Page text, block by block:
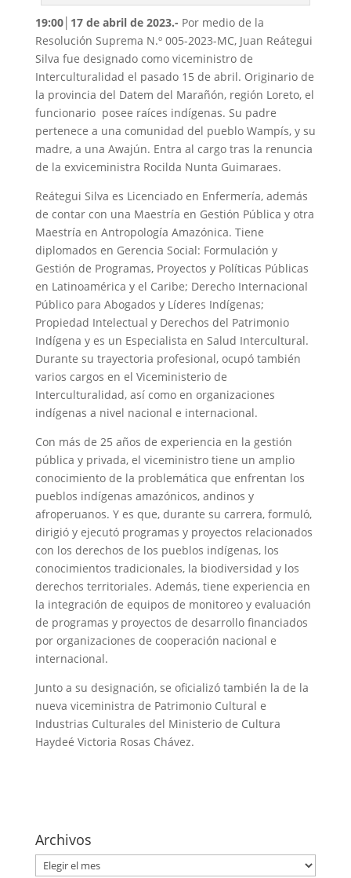
19:00│17 de abril de 2023.- Por medio de la
Resolución Suprema N.º 005-2023-MC, Juan Reátegui
Silva fue designado como viceministro de
Interculturalidad el pasado 15 de abril. Originario de
la provincia del Datem del Marañón, región Loreto, el
funcionario posee raíces indígenas. Su padre
pertenece a una comunidad del pueblo Wampís, y su
madre, a una Awajún. Entra al cargo tras la renuncia
de la exviceministra Rocilda Nunta Guimaraes.
Reátegui Silva es Licenciado en Enfermería, además
de contar con una Maestría en Gestión Pública y otra
Maestría en Antropología Amazónica. Tiene
diplomados en Gerencia Social: Formulación y
Gestión de Programas, Proyectos y Políticas Públicas
en Latinoamérica y el Caribe; Derecho Internacional
Público para Abogados y Líderes Indígenas;
Propiedad Intelectual y Derechos del Patrimonio
Indígena y es un Especialista en Salud Intercultural.
Durante su trayectoria profesional, ocupó también
varios cargos en el Viceministerio de
Interculturalidad, así como en organizaciones
indígenas a nivel nacional e internacional.
Con más de 25 años de experiencia en la gestión
pública y privada, el viceministro tiene un amplio
conocimiento de la problemática que enfrentan los
pueblos indígenas amazónicos, andinos y
afroperuanos. Y es que, durante su carrera, formuló,
dirigió y ejecutó programas y proyectos relacionados
con los derechos de los pueblos indígenas, los
conocimientos tradicionales, la biodiversidad y los
derechos territoriales. Además, tiene experiencia en
la integración de equipos de monitoreo y evaluación
de programas y proyectos de desarrollo financiados
por organizaciones de cooperación nacional e
internacional.
Junto a su designación, se oficializó también la de la
nueva viceministra de Patrimonio Cultural e
Industrias Culturales del Ministerio de Cultura
Haydeé Victoria Rosas Chávez.
Archivos
Archivos